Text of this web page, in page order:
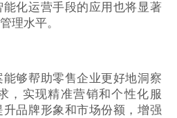
化运营手段的应用也将显著
理水平。
够帮助零售企业更好地洞察
，实现精准营销和个性化服
品牌形象和市场份额，增强